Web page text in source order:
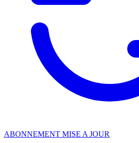
ABONNEMENT MISE A JOUR